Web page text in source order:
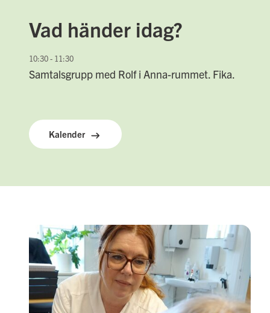
Vad händer idag?
10:30 - 11:30
Samtalsgrupp med Rolf i Anna-rummet. Fika.
Kalender